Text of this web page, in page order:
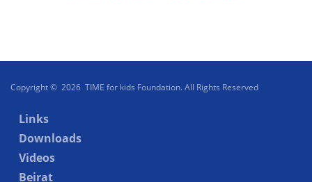
Copyright © 2026 TIME for kids Foundation. All Rights Reserved
Links
Downloads
Videos
Beirat